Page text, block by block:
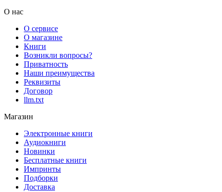
О нас
О сервисе
О магазине
Книги
Возникли вопросы?
Приватность
Наши преимущества
Реквизиты
Договор
llm.txt
Магазин
Электронные книги
Аудиокниги
Новинки
Бесплатные книги
Импринты
Подборки
Доставка